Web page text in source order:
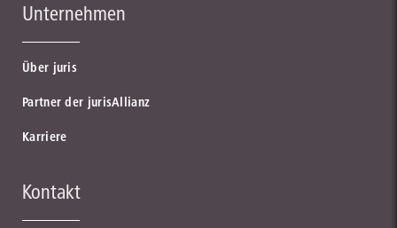
Unternehmen
Über juris
Partner der jurisAllianz
Karriere
Kontakt